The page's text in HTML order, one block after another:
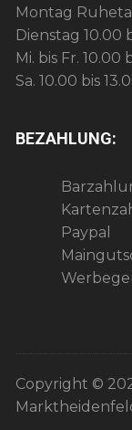
Montag
Dienstag 10.00
Mi. bis Fr. 10.00
Sa. 10.00 bis
BEZAHLUNG:
Paypal
Copyright ©